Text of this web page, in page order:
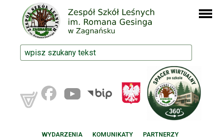
WYDARZENIA KOMUNIKATY PARTNERZY